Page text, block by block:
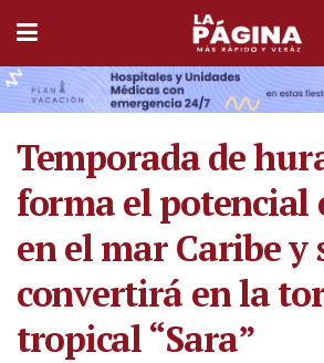
Temporada de
forma el potencial
en el mar Caribe y
convertirá en la
tropical “Sara”